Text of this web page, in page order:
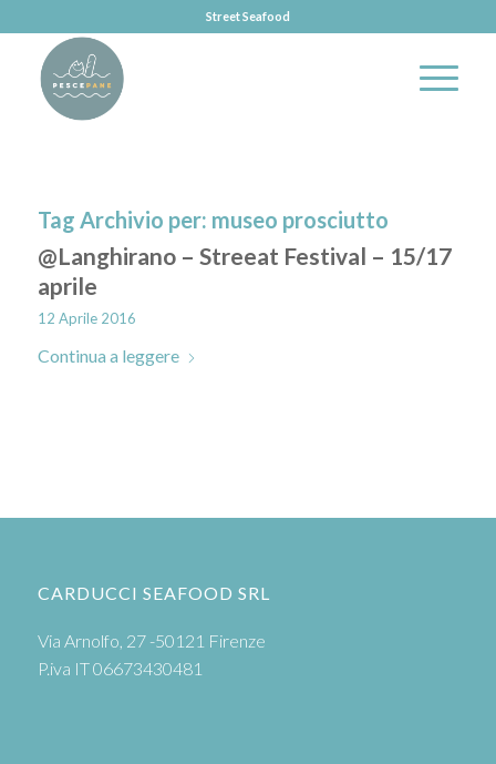
Street Seafood
Tag Archivio per: museo prosciutto
@Langhirano – Streeat Festival – 15/17
aprile
12 Aprile 2016
Continua a leggere
CARDUCCI SEAFOOD SRL
Via Arnolfo, 27 -50121 Firenze
P.iva IT 06673430481